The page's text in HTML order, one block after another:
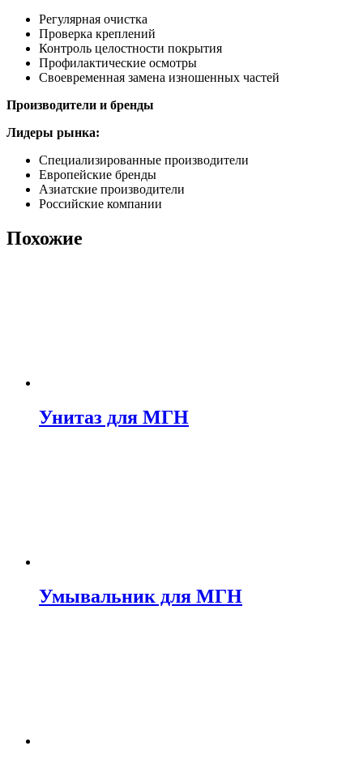
Регулярная очистка
Проверка креплений
Контроль целостности покрытия
Профилактические осмотры
Своевременная замена изношенных частей
Производители и бренды
Лидеры рынка:
Специализированные производители
Европейские бренды
Азиатские производители
Российские компании
Похожие
Унитаз для МГН
Умывальник для МГН